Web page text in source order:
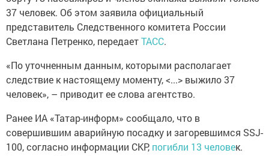
37 человек. Об этом заявила официальный
представитель Следственного комитета России
Светлана Петренко, передаетТАСС.
«По уточненным данным, которыми располагает
следствие к настоящему моменту, <...> выжило 37
человек», – приводит ее слова агентство.
Ранее ИА «Татар-информ» сообщало, что в
совершившим аварийную посадку и загоревшимся SSJ-
100, согласно информации СКР, погибли 13 человек.